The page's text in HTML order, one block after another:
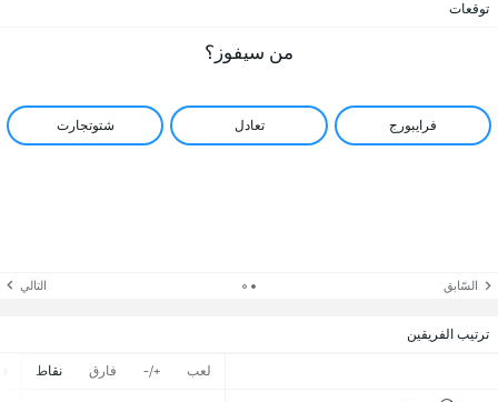
توقعات
من سيفوز؟
فرايبورج تعادل شتوتجارت
السّابق التالي
ترتيب الفريقين
لعب +/- فارق نقاط